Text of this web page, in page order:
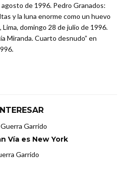
agosto de 1996. Pedro Granados:
y la luna enorme como un huevo
domingo 28 de julio de 1996.
Miranda. Cuarto desnudo” en
Vía es New York
Garrido